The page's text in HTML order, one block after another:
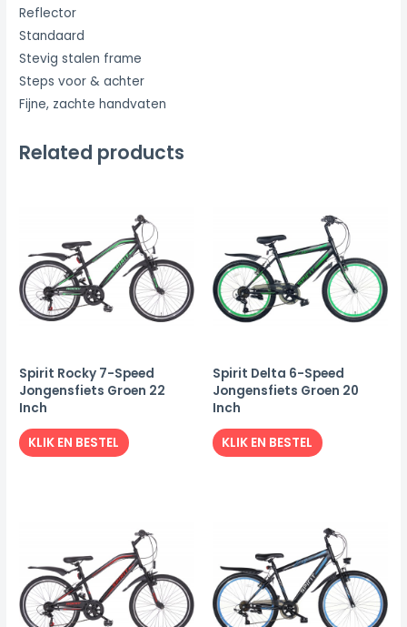
Reflector
Standaard
Stevig stalen frame
Steps voor & achter
Fijne, zachte handvaten
Related products
Spirit Rocky 7-Speed
Jongensfiets Groen 22
Inch
KLIK EN BESTEL
Spirit Delta 6-Speed
Jongensfiets Groen 20
Inch
KLIK EN BESTEL